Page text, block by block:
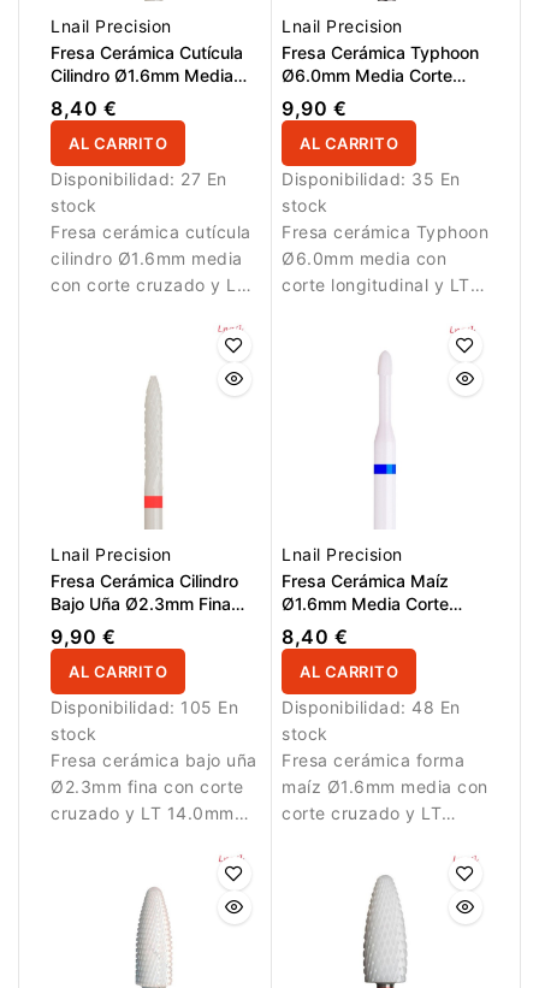
Lnail Precision
Fresa Cerámica Cutícula
Cilindro Ø1.6mm Media
Corte Cruzado LT 7.5mm
8,40 €
AL CARRITO
Disponibilidad: 27 En
stock
Fresa cerámica cutícula
cilindro Ø1.6mm media
con corte cruzado y LT
Lnail Precision
Fresa Cerámica Typhoon
Ø6.0mm Media Corte
Longitudinal LT 14.5mm
L/R
9,90 €
AL CARRITO
Disponibilidad: 35 En
stock
Fresa cerámica Typhoon
Ø6.0mm media con
corte longitudinal y LT
Lnail Precision
Fresa Cerámica Cilindro
Bajo Uña Ø2.3mm Fina
Corte Cruzado LT
14.0mm
9,90 €
AL CARRITO
Disponibilidad: 105 En
stock
Fresa cerámica bajo uña
Ø2.3mm fina con corte
cruzado y LT 14.0mm
Lnail Precision
Fresa Cerámica Maíz
Ø1.6mm Media Corte
Cruzado LT 2.6mm L/R
8,40 €
AL CARRITO
Disponibilidad: 48 En
stock
Fresa cerámica forma
maíz Ø1.6mm media con
corte cruzado y LT